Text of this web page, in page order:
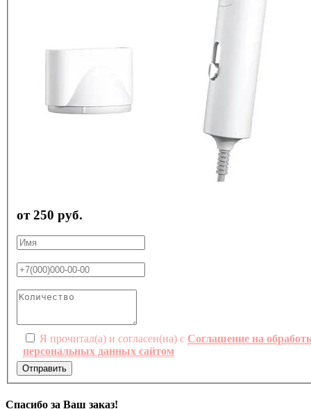
от 250 руб.
Я прочитал(а) и согласен(на) с Соглашение на
персональных данных сайтом
Отправить
Спасибо за Ваш заказ!